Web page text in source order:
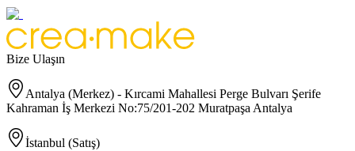
Bize Ulaşın
Antalya (Merkez) - Kırcami Mahallesi Perge Bulvarı Şerife
Kahraman İş Merkezi No:75/201-202 Muratpaşa Antalya
İstanbul (Satış)